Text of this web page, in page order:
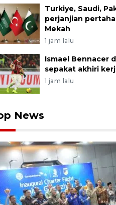
Turkiye, Saudi,
perjanjian
Mekah
1 jam lalu
Ismael Bennacer
sepakat akhiri
1 jam lalu
News